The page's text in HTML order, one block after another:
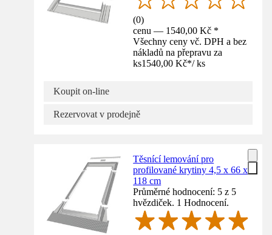
(0)
cenu — 1540,00 Kč *
Všechny ceny vč. DPH a bez
nákladů na přepravu za
ks1540,00 Kč*/ ks
Koupit on-line
Rezervovat v prodejně
Těsnící lemování pro
profilované krytiny 4,5 x 66 x
118 cm
Průměrné hodnocení: 5 z 5
hvězdiček. 1 Hodnocení.